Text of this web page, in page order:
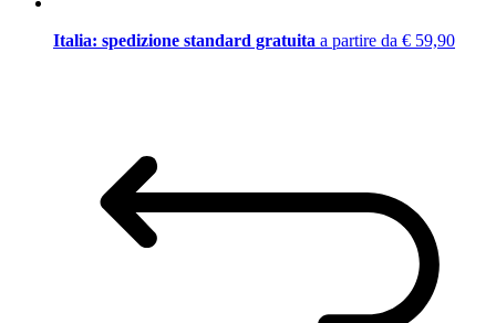
Italia: spedizione standard gratuita a partire da € 59,90